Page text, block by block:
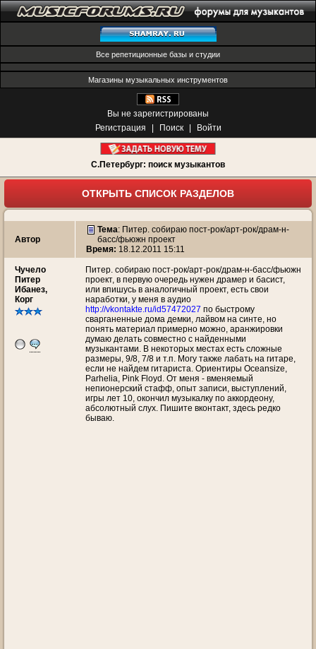
Все репетиционные базы и студии
Магазины музыкальных инструментов
Вы не зарегистрированы
Регистрация
Поиск Войти
С.Петербург: поиск музыкантов
ОТКРЫТЬ СПИСОК РАЗДЕЛОВ
Автор
Тема: Питер. собираю пост-рок/арт-рок/драм-н-
басс/фьюжн проект
Время: 18.12.2011 15:11
Чучeло
Питер
Ибанез,
Корг
Питер. собираю пост-рок/арт-рок/драм-н-басс/фьюжн
проект, в первую очередь нужен драмер и басист,
или впишусь в аналогичный проект, есть свои
наработки, у меня в аудио
http://vkontakte.ru/id57472027 по быстрому
сварганенные дома демки, лайвом на синте, но
понять материал примерно можно, аранжировки
думаю делать совместно с найденными
музыкантами. В некоторых местах есть сложные
размеры, 9/8, 7/8 и т.п. Могу также лабать на гитаре,
если не найдем гитариста. Ориентиры Oceansize,
Parhelia, Pink Floyd. От меня - вменяемый
непионерский стафф, опыт записи, выступлений,
игры лет 10, окончил музыкалку по аккордеону,
абсолютный слух. Пишите вконтакт, здесь редко
бываю.